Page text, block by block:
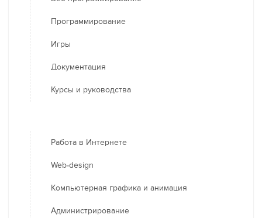
Программирование
Игры
Документация
Курсы и руководства
Работа в Интернете
Web-design
Компьютерная графика и анимация
Администрирование